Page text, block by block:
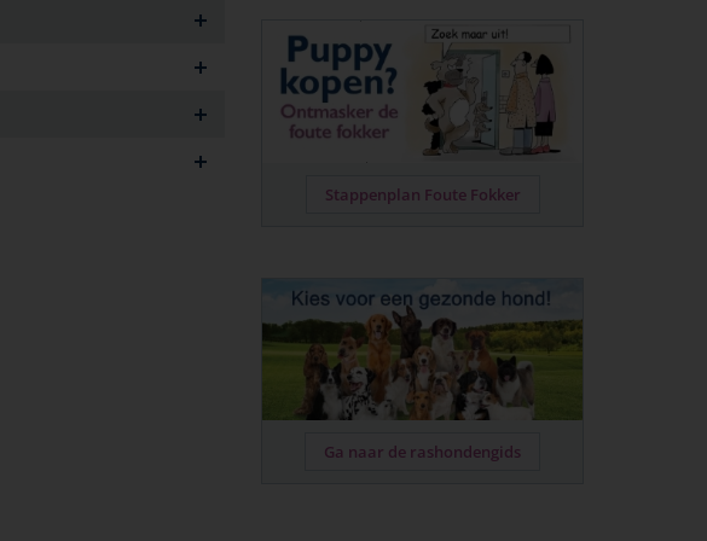
Stappenplan Foute Fokker
Ga naar de rashondengids